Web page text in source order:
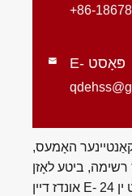
+86-
 E- פּאָסט
קאַנטיינער האָמעס,
רשימה, ביטע לאָזן
אונדז דיין E- בריוו און מיר וועלן זיין אין קאָנטאַקט ין 24